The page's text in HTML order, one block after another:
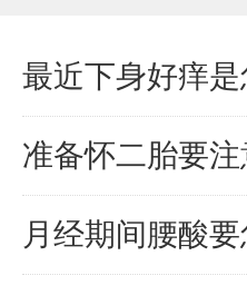
最近下身好痒
准备怀二胎要
月经期间腰酸